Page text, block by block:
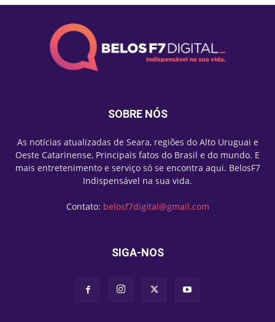
SOBRE NÓS
As notícias atualizadas de Seara, regiões do Alto Uruguai e
Oeste Catarinense, Principais fatos do Brasil e do mundo. E
mais entretenimento e serviço só se encontra aqui. BelosF7
Indispensável na sua vida.
Contato: belosf7digital@gmail.com
SIGA-NOS